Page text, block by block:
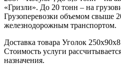
«Гризли». До 20 тонн – на
Грузоперевозки объемом свыше
железнодорожным транспортом.
Доставка товара Уголок
Стоимость услуги
назначения.